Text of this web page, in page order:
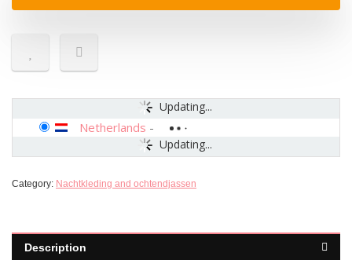
Updating...
Updating...
Netherlands -
Category: Nachtkleding and ochtendjassen
Description